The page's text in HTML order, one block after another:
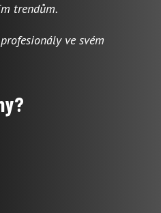
trendům.
ve svém